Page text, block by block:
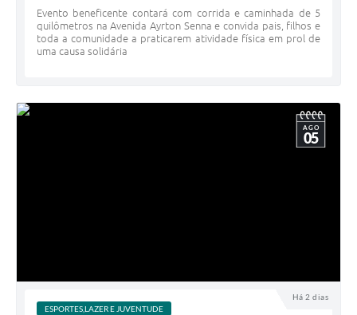
Evento beneficente contará com corrida e caminhada de 5
quilômetros na Avenida Ayrton Senna e convida pais, filhos e
toda a comunidade a praticarem atividade física em prol de
uma causa solidária
Há 2 dias
AGO
05
ESPORTES,LAZER E JUVENTUDE